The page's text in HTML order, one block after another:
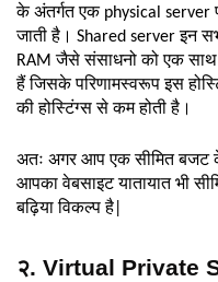
के अंतर्गत एक physical server
जाती है। Shared server इन
RAM जैसे संसाधनो को एक साथ
हैं जिसके परिणामस्वरूप इस
की होस्टिंग्स से कम होती है।
अतः अगर आप एक सीमित बजट
आपका वेबसाइट यातायात भी
बढ़िया विकल्प है|
२. Virtual Private